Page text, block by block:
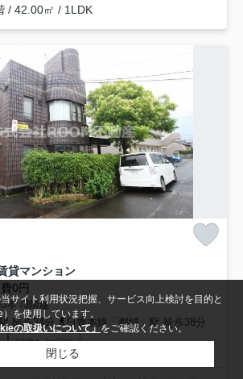
/ 42.00㎡ / 1LDK
貸マンション
0円
年 /3階建
徒歩34分
日豊本線「都城」駅 徒歩38分
閑静な住宅地
サイト利用状況把握、サービス向上検討を目的と
を使用しています。
の取扱いについて」をご確認ください。
閉じる